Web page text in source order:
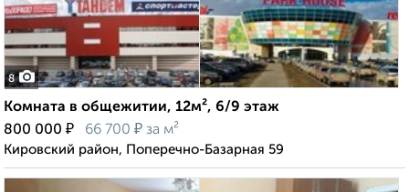
8
Комната в общежитии, 12м², 6/9 этаж
800 000 ₽ 66 700 ₽ за м²
Кировский район, Поперечно-Базарная 59